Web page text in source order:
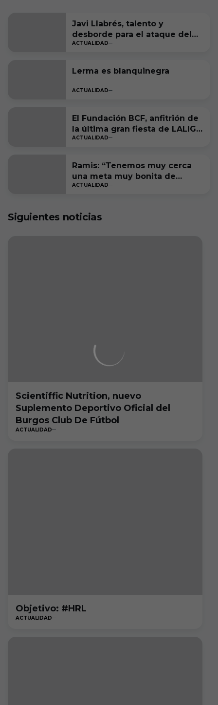
Javi Llabrés, talento y
desborde para el ataque del
Burgos CF
ACTUALIDAD
Lerma es blanquinegra
ACTUALIDAD
El Fundación BCF, anfitrión de
la última gran fiesta de LALIGA
Genuine Moeve
ACTUALIDAD
Ramis: “Tenemos muy cerca
una meta muy bonita de
cumplir”
ACTUALIDAD
Siguientes noticias
Scientiffic Nutrition, nuevo
Suplemento Deportivo Oficial del
Burgos Club De Fútbol
ACTUALIDAD
Objetivo: #HRL
ACTUALIDAD